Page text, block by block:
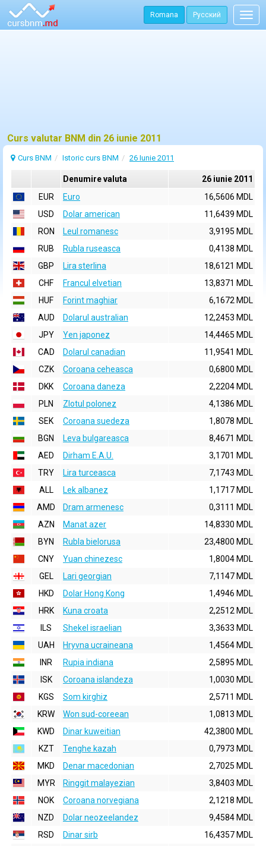
Romana Русский
Curs valutar BNM din 26 iunie 2011
Curs BNM Istoric curs BNM 26 Iunie 2011
Denumire valuta
26 iunie 2011
EUR
Euro
16,5606 MDL
USD
Dolar american
11,6439 MDL
RON
Leul romanesc
3,9195 MDL
RUB
Rubla ruseasca
0,4138 MDL
GBP
Lira sterlina
18,6121 MDL
CHF
Francul elvetian
13,8371 MDL
HUF
Forint maghiar
6,1672 MDL
AUD
Dolarul australian
12,2453 MDL
JPY
Yen japonez
14,4465 MDL
CAD
Dolarul canadian
11,9541 MDL
CZK
Coroana ceheasca
0,6800 MDL
DKK
Coroana daneza
2,2204 MDL
PLN
Zlotul polonez
4,1386 MDL
SEK
Coroana suedeza
1,8078 MDL
BGN
Leva bulgareasca
8,4671 MDL
AED
Dirham E.A.U.
3,1701 MDL
TRY
Lira turceasca
7,1743 MDL
ALL
Lek albanez
1,1717 MDL
AMD
Dram armenesc
0,3111 MDL
AZN
Manat azer
14,8330 MDL
BYN
Rubla bielorusa
23,4800 MDL
CNY
Yuan chinezesc
1,8004 MDL
GEL
Lari georgian
7,1147 MDL
HKD
Dolar Hong Kong
1,4946 MDL
HRK
Kuna croata
2,2512 MDL
ILS
Shekel israelian
3,3633 MDL
UAH
Hryvna ucraineana
1,4564 MDL
INR
Rupia indiana
2,5895 MDL
ISK
Coroana islandeza
1,0030 MDL
KGS
Som kirghiz
2,5711 MDL
KRW
Won sud-coreean
1,0813 MDL
KWD
Dinar kuweitian
42,3800 MDL
KZT
Tenghe kazah
0,7973 MDL
MKD
Denar macedonian
2,7025 MDL
MYR
Ringgit malayezian
3,8403 MDL
NOK
Coroana norvegiana
2,1218 MDL
NZD
Dolar neozeelandez
9,4584 MDL
RSD
Dinar sirb
16,4357 MDL